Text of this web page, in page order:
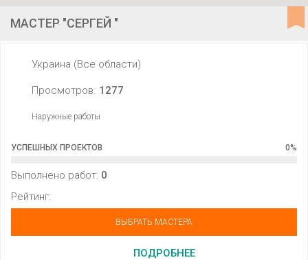
МАСТЕР "СЕРГЕЙ "
Украина (Все области)
Просмотров: 1277
Наружные работы
УСПЕШНЫХ ПРОЕКТОВ 0%
Выполнено работ: 0
Рейтинг:
ВЫБРАТЬ МАСТЕРА
ПОДРОБНЕЕ